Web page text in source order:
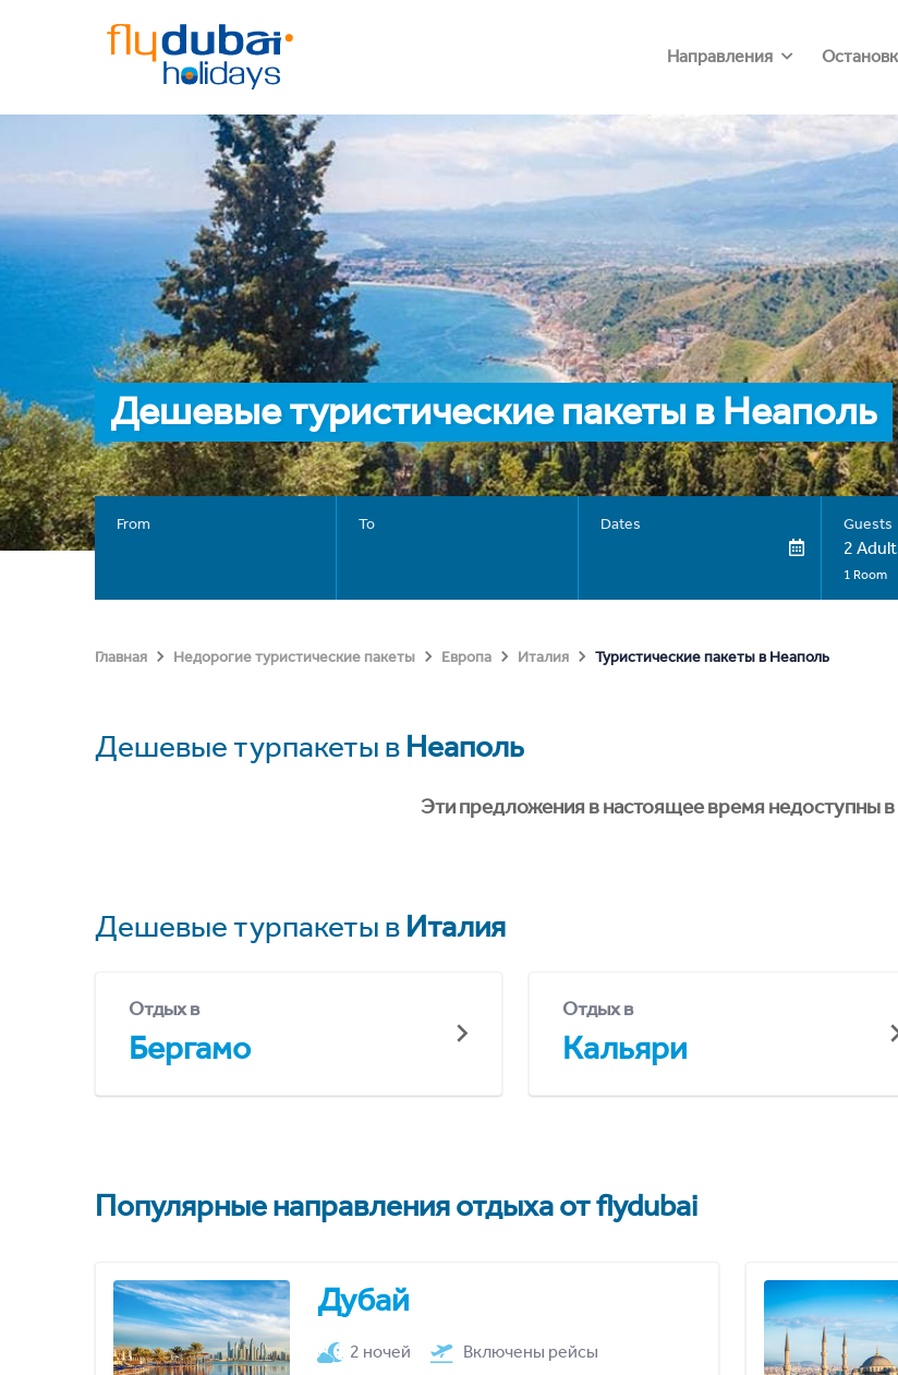
Направления
Дешевые туристические пакеты в Неаполь
From To Dates Guests
2
1 Room
Главная Недорогие туристические пакеты Европа Италия Туристические пакеты в Неаполь
Дешевые турпакеты в Неаполь
Эти предложения в настоящее время недоступны
Дешевые турпакеты в Италия
Отдых в
Бергамо
Отдых в
Кальяри
Популярные направления отдыха от flydubai
Дубай
2 ночей Включены рейсы